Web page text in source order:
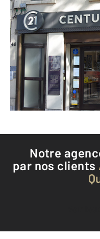
46
Notre
par nos clients
Voir